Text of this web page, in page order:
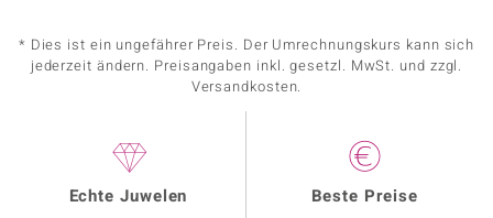
* Dies ist ein ungefährer Preis. Der Umrechnungskurs kann sich
jederzeit ändern. Preisangaben inkl. gesetzl. MwSt. und zzgl.
Versandkosten.
Echte Juwelen Beste Preise